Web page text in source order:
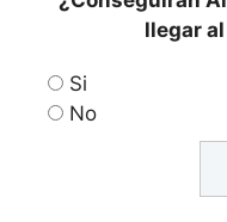
llegar
Si
No